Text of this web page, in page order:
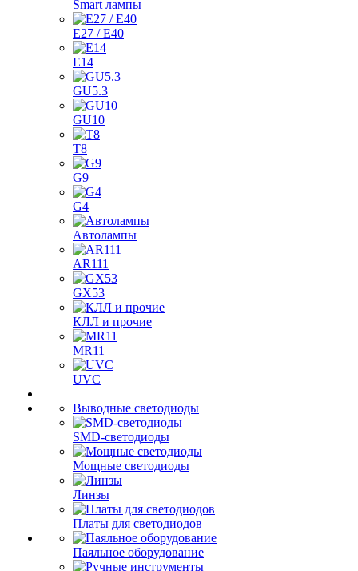
Smart лампы
E27 / E40
E14
GU5.3
GU10
T8
G9
G4
Автолампы
AR111
GX53
КЛЛ и прочие
MR11
UVC
Выводные светодиоды
SMD-светодиоды
Мощные светодиоды
Линзы
Платы для светодиодов
Паяльное оборудование